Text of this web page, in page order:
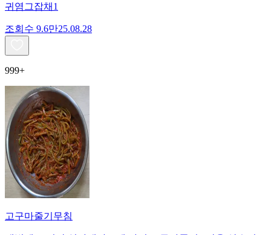
귀염그잡채1
조회수 9.6만25.08.28
999+
고구마줄기무침